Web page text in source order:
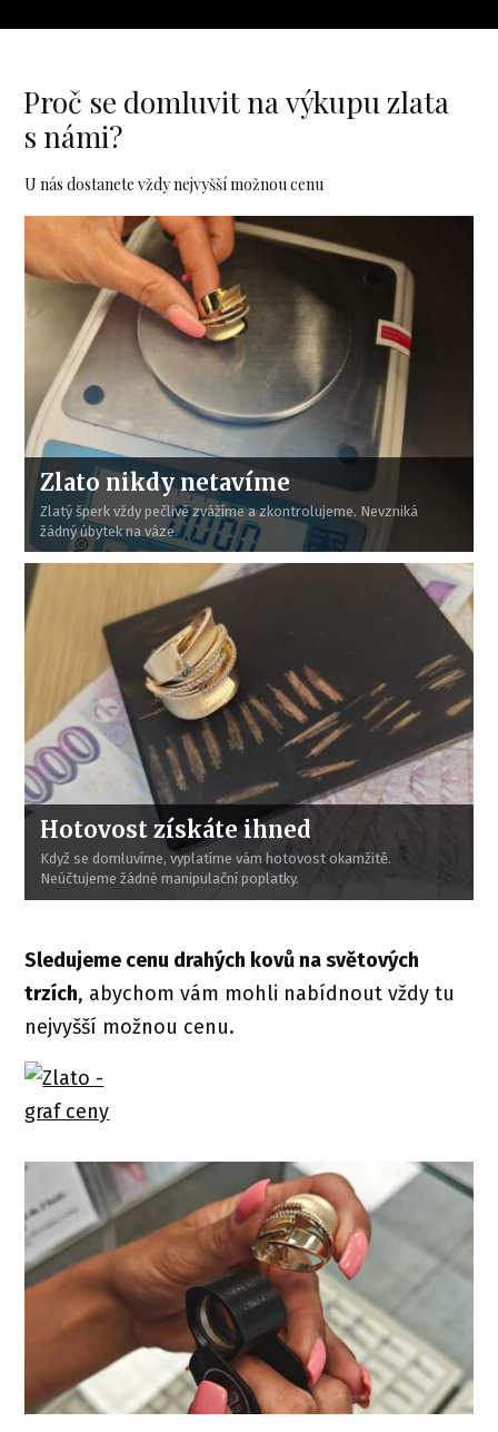
Proč se domluvit na výkupu zlata
s námi?
U nás dostanete vždy nejvyšší možnou cenu
Zlato nikdy netavíme
Zlatý šperk vždy pečlivě zvážíme a zkontrolujeme. Nevzniká
žádný úbytek na váze.
Hotovost získáte ihned
Když se domluvíme, vyplatíme vám hotovost okamžitě.
Neúčtujeme žádné manipulační poplatky.
Sledujeme cenu drahých kovů na světových
trzích, abychom vám mohli nabídnout vždy tu
nejvyšší možnou cenu.